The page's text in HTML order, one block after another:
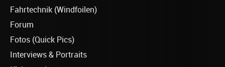
Fahrtechnik (Windfoilen)
Forum
Fotos (Quick Pics)
Interviews & Portraits